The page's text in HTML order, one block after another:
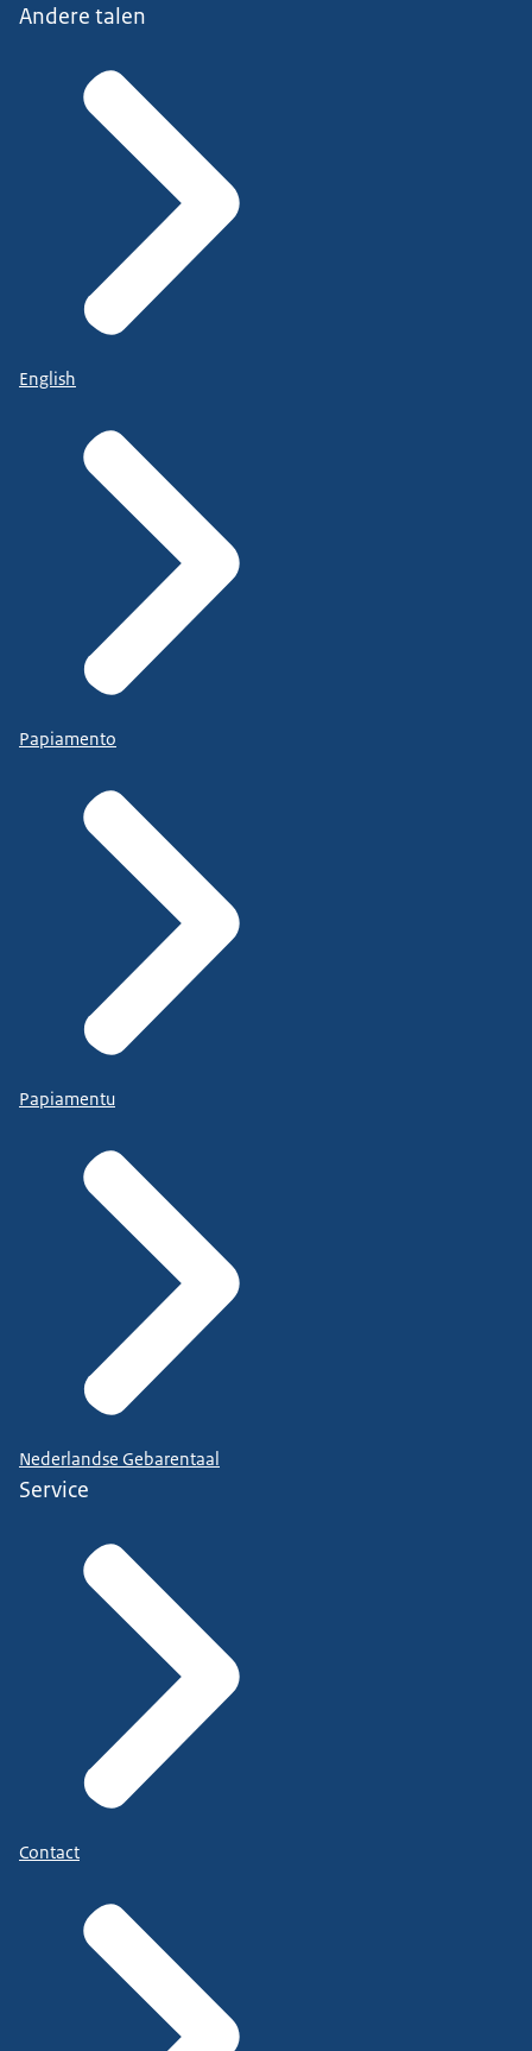
Andere talen
English
Papiamento
Papiamentu
Nederlandse Gebarentaal
Service
Contact